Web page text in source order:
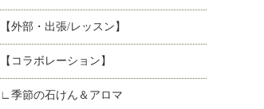
【外部・出張/レッスン】
【コラボレーション】
∟季節の石けん＆アロマ